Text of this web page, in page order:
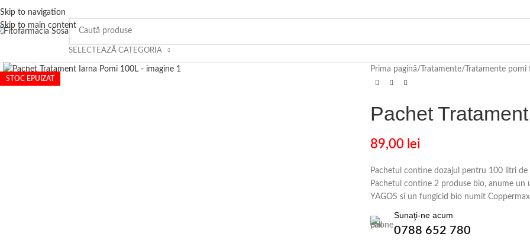
Skip to navigation
Skip to main content
SELECTEAZĂ CATEGORIA
STOC EPUIZAT
Click to enlarge
Prima pagină/ Tratamente/ Tratamente
Pachet
89,00 lei
Pachetul contine dozajul pentru 100 litri
Pachetul contine 2 produse bio, anume
YAGOS si un fungicid bio numit
Sunaţi-ne acum
0788 652 780